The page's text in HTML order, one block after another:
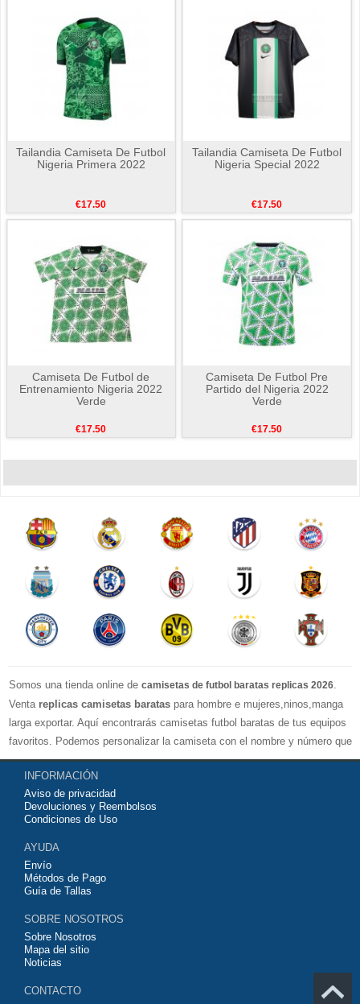
Tailandia Camiseta De Futbol
Nigeria Primera 2022
€17.50
Tailandia Camiseta De Futbol
Nigeria Special 2022
€17.50
Camiseta De Futbol de
Entrenamiento Nigeria 2022
Verde
€17.50
Camiseta De Futbol Pre
Partido del Nigeria 2022
Verde
€17.50
Somos una tienda online de camisetas de futbol baratas replicas 2026
Venta replicas camisetas baratas para hombre e mujeres,ninos,manga
larga exportar. Aquí encontrarás camisetas futbol baratas de tus equipos
favoritos. Podemos personalizar la camiseta con el nombre y número que
quieras. Nuestrascamisetas de futbol replicasson de máxima calidad
tailandesa por lo que estamos convencidos que quedarás muy satisfecho
con ella. Estas camisetas tienen un tejido transpirable por lo que te
servirán para jugar al fútbol o simplemente para animar a tu equipo
contáctanos y haremos lo posible para conseguirtela lo más barata
posible.
INFORMACIÓN
Aviso de privacidad
Devoluciones y Reembolsos
Condiciones de Uso
AYUDA
Envío
Métodos de Pago
Guía de Tallas
SOBRE NOSOTROS
Sobre Nosotros
Mapa del sitio
Noticias
CONTACTO